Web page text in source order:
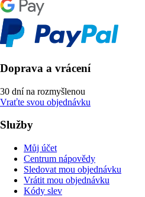
Doprava a vrácení
30 dní na rozmyšlenou
Vraťte svou objednávku
Služby
Můj účet
Centrum nápovědy
Sledovat mou objednávku
Vrátit mou objednávku
Kódy slev